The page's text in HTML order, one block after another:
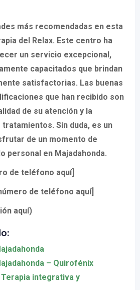
más recomendadas en esta
del Relax. Este centro ha
un servicio excepcional,
capacitados que brindan
satisfactorias. Las buenas
que han recibido son
de su atención y la
Sin duda, es un
de un momento de
personal en Majadahonda.
de teléfono aquí]
de teléfono aquí]
aquí)
– Quirofénix
Terapia integrativa y